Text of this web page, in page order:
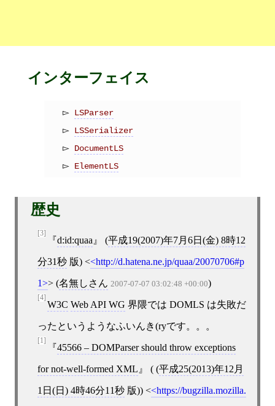
インターフェイス
LSParser
LSSerializer
DocumentLS
ElementLS
歴史
[3]
d:id:quaa (平成19(2007)年7月6日(金) 8時12
分31秒版) < http://d.hatena.ne.jp/quaa/20070706#p
1 >(名無しさん 2007-07-07 03:02:48 +00:00)
[4]
W3C Web API WG 界隈では DOMLS は失敗だ
ったというようなふいんき(ryです。。。
[1]
45566 – DOMParser should throw exceptions
for not-well-formed XML ( (平成25(2013)年12月
1日(日) 4時46分11秒版)) < https://bugzilla.mozilla.